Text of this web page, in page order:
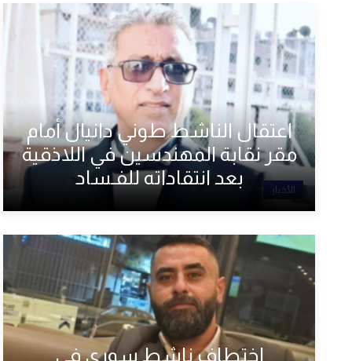
الأخبار
اعتقال الناشط طوني دانيال أمام
مقر نقابة المهندسين في اللاذقية
بعد انتقاداته للفـساد
اختطاف ناشط سوري في